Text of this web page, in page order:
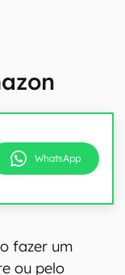
WhatsApp